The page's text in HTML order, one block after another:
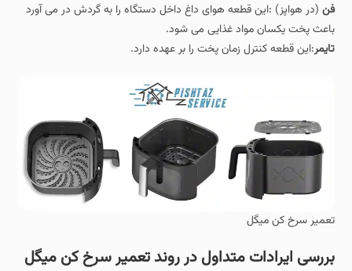
فن (در هواپز) :این قطعه هوای داغ داخل دستگاه را به گردش در می آورد
باعث پخت یکسان مواد غذایی می شود.
تایمر:این قطعه کنترل زمان پخت را بر عهده دارد.
تعمیر سرخ کن میگل
بررسی ایرادات متداول در روند تعمیر سرخ کن میگل